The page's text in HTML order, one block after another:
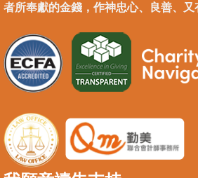
者所奉獻的金錢，作神忠心、良善、又